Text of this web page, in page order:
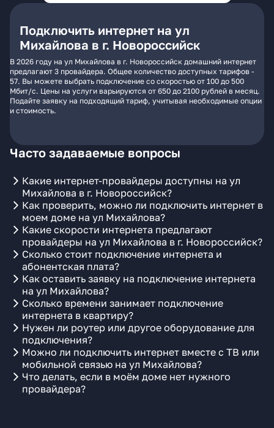
Подключить интернет на ул
Михайлова в г. Новороссийск
В 2026 году на ул Михайлова в г. Новороссийск домашний интернет
предлагают 3 провайдера. Общее количество доступных тарифов -
57. Вы можете выбрать подключение со скоростью от 100 до 500
Мбит/с. Цены на услуги варьируются от 650 до 2100 рублей в месяц.
Подайте заявку на подходящий тариф, учитывая необходимые опции
и стоимость.
Часто задаваемые вопросы
Какие интернет-провайдеры доступны на ул
Михайлова в г. Новороссийск?
Как проверить, можно ли подключить интернет в
моем доме на ул Михайлова?
Какие скорости интернета предлагают
провайдеры на ул Михайлова в г. Новороссийск?
Сколько стоит подключение интернета и
абонентская плата?
Как оставить заявку на подключение интернета
на ул Михайлова?
Сколько времени занимает подключение
интернета в квартиру?
Нужен ли роутер или другое оборудование для
подключения?
Можно ли подключить интернет вместе с ТВ или
мобильной связью на ул Михайлова?
Что делать, если в моём доме нет нужного
провайдера?